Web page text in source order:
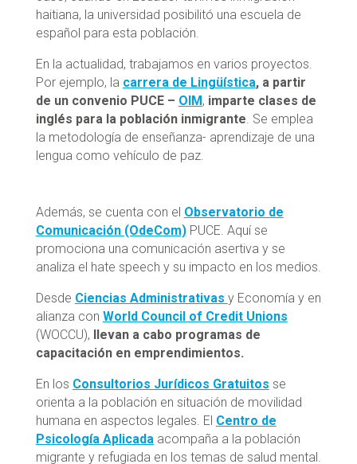
haitiana, la universidad posibilitó una escuela de
español para esta población.
En la actualidad, trabajamos en varios proyectos.
Por ejemplo, la carrera de Lingüística, a partir
de un convenio PUCE – OIM , imparte clases de
inglés para la población inmigrante. Se emplea
la metodología de enseñanza- aprendizaje de una
lengua como vehículo de paz.
Además, se cuenta con el Observatorio de
Comunicación (OdeCom)PUCE. Aquí se
promociona una comunicación asertiva y se
analiza el hate speech y su impacto en los medios.
Desde Ciencias Administrativas y Economía y en
alianza con World Council of Credit Unions
(WOCCU),
llevan a cabo programas de
capacitación en emprendimientos.
En los Consultorios Jurídicos Gratuitos se
orienta a la población en situación de movilidad
humana en aspectos legales. El Centro de
Psicología Aplicadaacompaña a la población
migrante y refugiada en los temas de salud mental.